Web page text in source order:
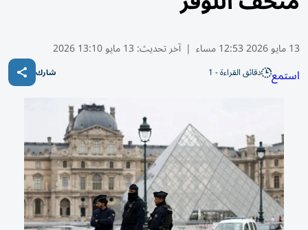
13 مايو 2026 12:53 مساء | آخر تحديث: 13 مايو 13:10 2026
استمع دقائق القراءة - 1 شارك